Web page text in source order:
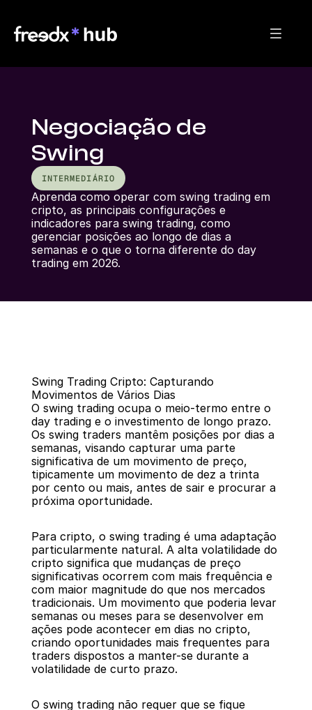
Negociação de
Swing
INTERMEDIÁRIO
Aprenda como operar com swing trading em
cripto, as principais configurações e
indicadores para swing trading, como
gerenciar posições ao longo de dias a
semanas e o que o torna diferente do day
trading em 2026.
Voltar
Swing Trading Cripto: Capturando
Movimentos de Vários Dias
O swing trading ocupa o meio-termo entre o
day trading e o investimento de longo prazo.
Os swing traders mantêm posições por dias a
semanas, visando capturar uma parte
significativa de um movimento de preço,
tipicamente um movimento de dez a trinta
por cento ou mais, antes de sair e procurar a
próxima oportunidade.
Para cripto, o swing trading é uma adaptação
particularmente natural. A alta volatilidade do
cripto significa que mudanças de preço
significativas ocorrem com mais frequência e
com maior magnitude do que nos mercados
tradicionais. Um movimento que poderia levar
semanas ou meses para se desenvolver em
ações pode acontecer em dias no cripto,
criando oportunidades mais frequentes para
traders dispostos a manter-se durante a
volatilidade de curto prazo.
O swing trading não requer que se fique